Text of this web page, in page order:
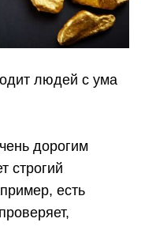
людей с ума
дорогим
строгий
есть